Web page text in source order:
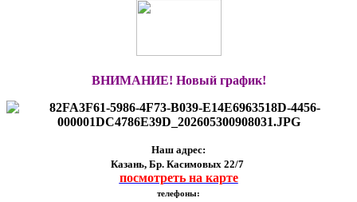
ВНИМАНИЕ! Новый график!
Наш адрес:
Казань, Бр. Касимовых 22/7
посмотреть на карте
телефоны: